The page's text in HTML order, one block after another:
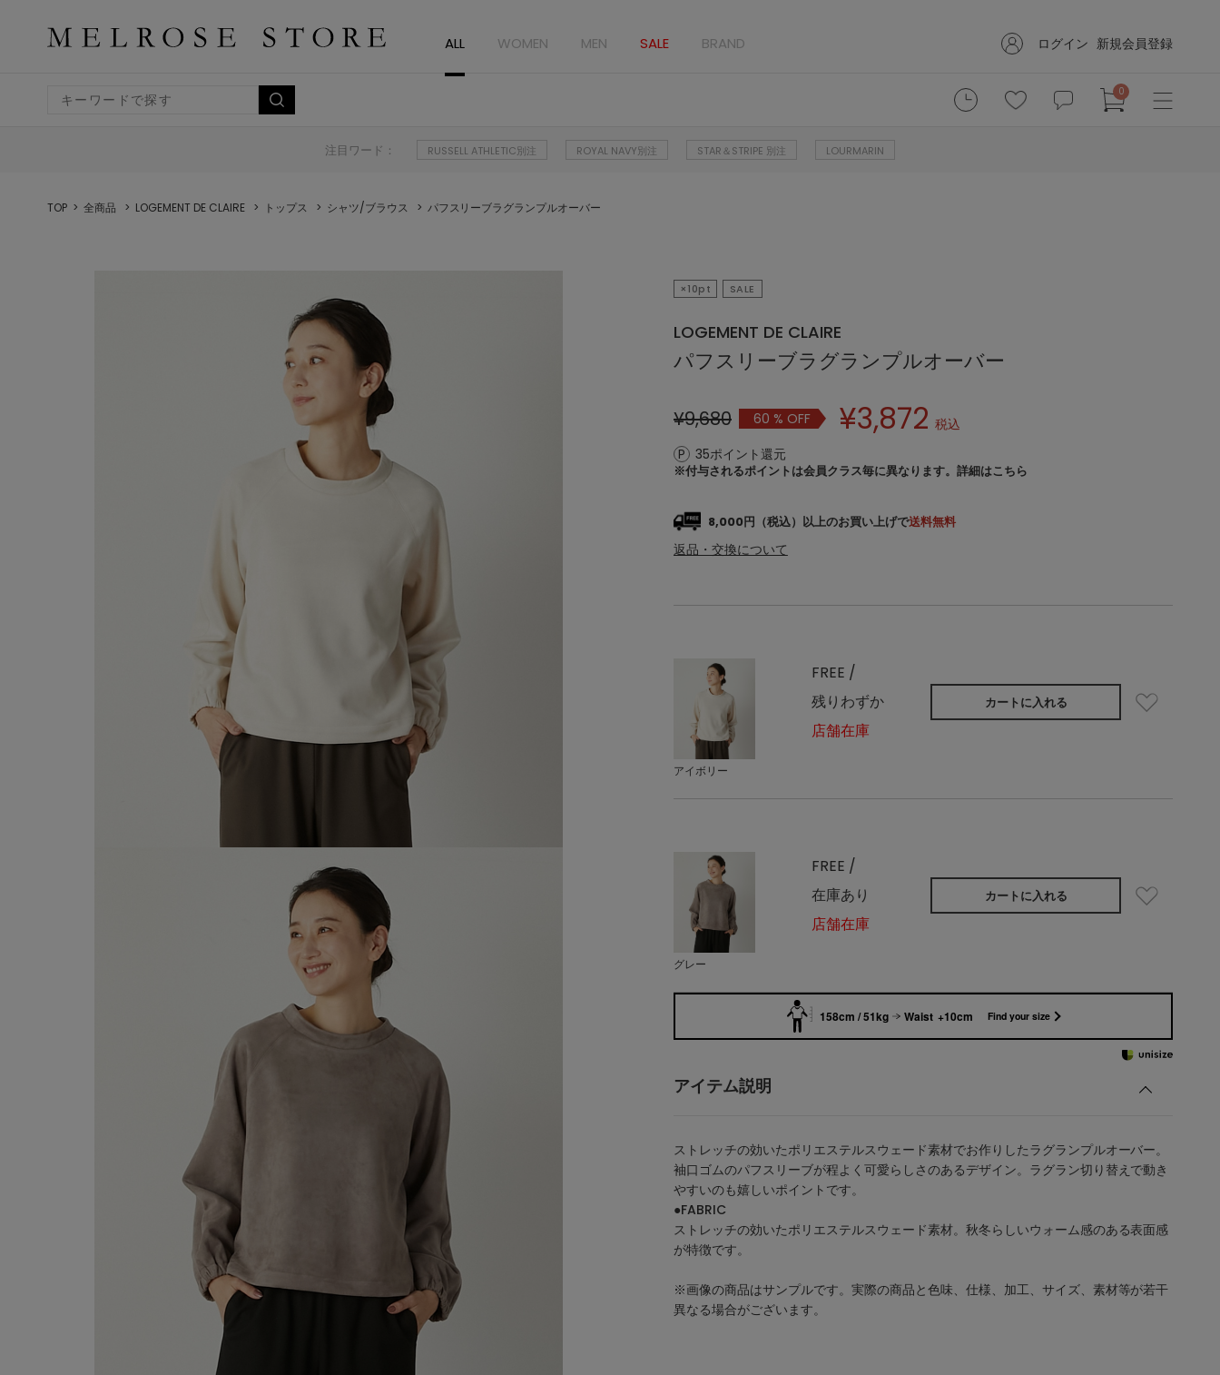
ALL WOMEN MEN SALE BRAND ログイン 新規会員登録
0
注目ワード： RUSSELL ATHLETIC別注 ROYAL NAVY別注 STAR＆STRIPE 別注 LOURMARIN
TOP 全商品 LOGEMENT DE CLAIRE トップス シャツ/ブラウス パフスリーブラグランプルオーバー
×10pt SALE
LOGEMENT DE CLAIRE
パフスリーブラグランプルオーバー
¥9,680 60 % OFF ¥3,872 税込
35ポイント還元
※付与されるポイントは会員クラス毎に異なります。 詳細はこちら
8,000円（税込）以上のお買い上げで送料無料
返品・交換について
アイボリー
FREE /
残りわずか
店舗在庫
カートに入れる
グレー
FREE /
在庫あり
店舗在庫
カートに入れる
158cm / 51kg Waist +10cm Find your size
アイテム説明
ストレッチの効いたポリエステルスウェード素材でお作りしたラグランプルオーバー。
袖口ゴムのパフスリーブが程よく可愛らしさのあるデザイン。ラグラン切り替えで動き
やすいのも嬉しいポイントです。
●FABRIC
ストレッチの効いたポリエステルスウェード素材。秋冬らしいウォーム感のある表面感
が特徴です。
※画像の商品はサンプルです。実際の商品と色味、仕様、加工、サイズ、素材等が若干
異なる場合がございます。